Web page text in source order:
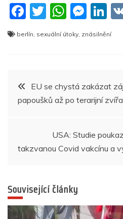
F
a
c
o
o
T
w
itt
W
h
at
p
p
M
e
ss
g
er
Li
n
k
n
berlín sexuální útoky znásilnění
Navigace
pro
příspěvek
EU se chystá zakázat
papoušků až po terarijní
USA: Studie
takzvanou Covid vakcínu a
Související články